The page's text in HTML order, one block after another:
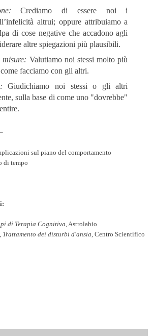
Crediamo di essere noi i
altrui; oppure attribuiamo a
di cose negative che accadono agli
altre spiegazioni più plausibili.
misure: Valutiamo noi stessi molto più
facciamo con gli altri.
Giudichiamo noi stessi o gli altri
sulla base di come uno "dovrebbe"
sul piano del comportamento
di tempo
di Terapia Cognitiva, Astrolabio
Trattamento dei disturbi d'ansia, Centro Scientifico